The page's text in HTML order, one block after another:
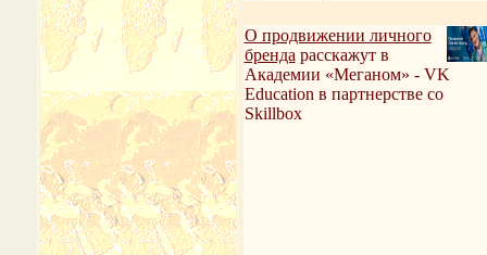
О продвижении личного
бренда расскажут в
Академии «Меганом» - VK
Education в партнерстве со
Skillbox